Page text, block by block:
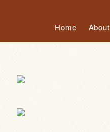
Home About